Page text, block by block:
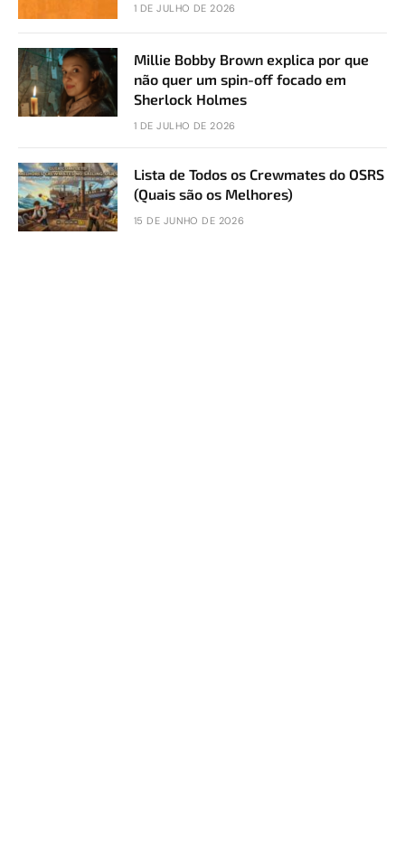
1 DE JULHO DE 2026
Millie Bobby Brown explica por que
não quer um spin-off focado em
Sherlock Holmes
1 DE JULHO DE 2026
Lista de Todos os Crewmates do OSRS
(Quais são os Melhores)
15 DE JUNHO DE 2026